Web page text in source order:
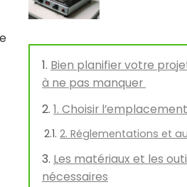
Bien planifier votre
à ne pas manquer
1. Choisir
2. Réglementations et
Les matériaux et les
nécessaires